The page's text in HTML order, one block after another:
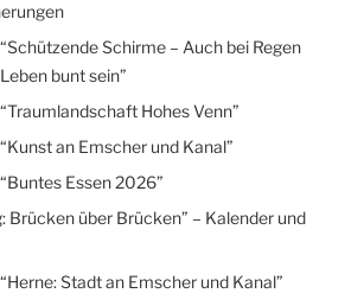
Schirme – Auch bei Regen
bunt sein”
Hohes Venn”
an Emscher und Kanal”
Essen 2026”
Brücken über Brücken” – Kalender und
Stadt an Emscher und Kanal”